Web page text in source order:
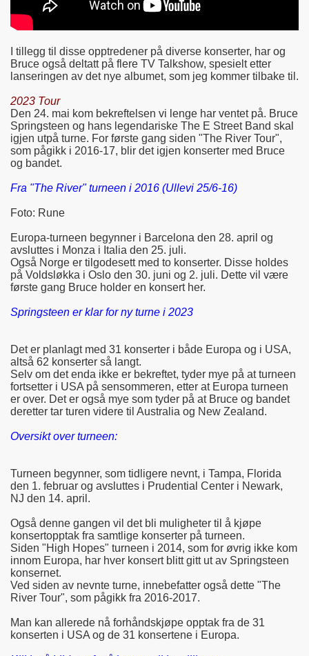
I tillegg til disse opptredener på diverse konserter, har og
Bruce også deltatt på flere TV Talkshow, spesielt etter
lanseringen av det nye albumet, som jeg kommer tilbake til.
2023 Tour
Den 24. mai kom bekreftelsen vi lenge har ventet på. Bruce
Springsteen og hans legendariske The E Street Band skal
igjen utpå turne. For første gang siden "The River Tour",
som pågikk i 2016-17, blir det igjen konserter med Bruce
og bandet.
Fra "The River" turneen i 2016 (Ullevi 25/6-16)
Foto: Rune
Europa-turneen begynner i Barcelona den 28. april og
avsluttes i Monza i Italia den 25. juli.
Også Norge er tilgodesett med to konserter. Disse holdes
på Voldsløkka i Oslo den 30. juni og 2. juli. Dette vil være
første gang Bruce holder en konsert her.
Springsteen er klar for ny turne i 2023
Det er planlagt med 31 konserter i både Europa og i USA,
altså 62 konserter så langt.
Selv om det enda ikke er bekreftet, tyder mye på at turneen
fortsetter i USA på sensommeren, etter at Europa turneen
er over. Det er også mye som tyder på at Bruce og bandet
deretter tar turen videre til Australia og New Zealand.
Oversikt over turneen:
Turneen begynner, som tidligere nevnt, i Tampa, Florida
den 1. februar og avsluttes i Prudential Center i Newark,
NJ den 14. april.
Også denne gangen vil det bli muligheter til å kjøpe
konsertopptak fra samtlige konserter på turneen.
Siden "High Hopes" turneen i 2014, som for øvrig ikke kom
innom Europa, har hver konsert blitt gitt ut av Springsteen
konsernet.
Ved siden av nevnte turne, innebefatter også dette "The
River Tour", som pågikk fra 2016-2017.
Man kan allerede nå forhåndskjøpe opptak fra de 31
konserten i USA og de 31 konsertene i Europa.